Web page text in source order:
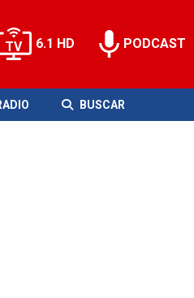
6.1 HD PODCAST
BUSCAR